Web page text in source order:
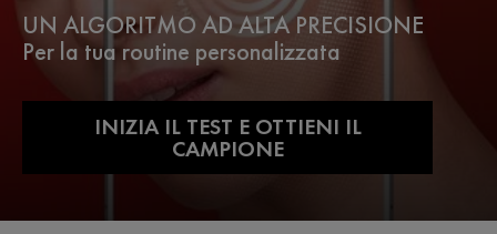
UN ALGORITMO AD ALTA PRECISIONE
Per la tua routine personalizzata
INIZIA IL TEST E OTTIENI IL
CAMPIONE